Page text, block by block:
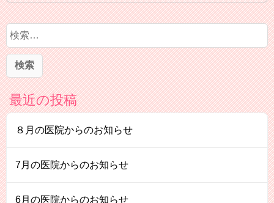
検
索
最近の投稿
８月の医院からのお知らせ
7月の医院からのお知らせ
6月の医院からのお知らせ